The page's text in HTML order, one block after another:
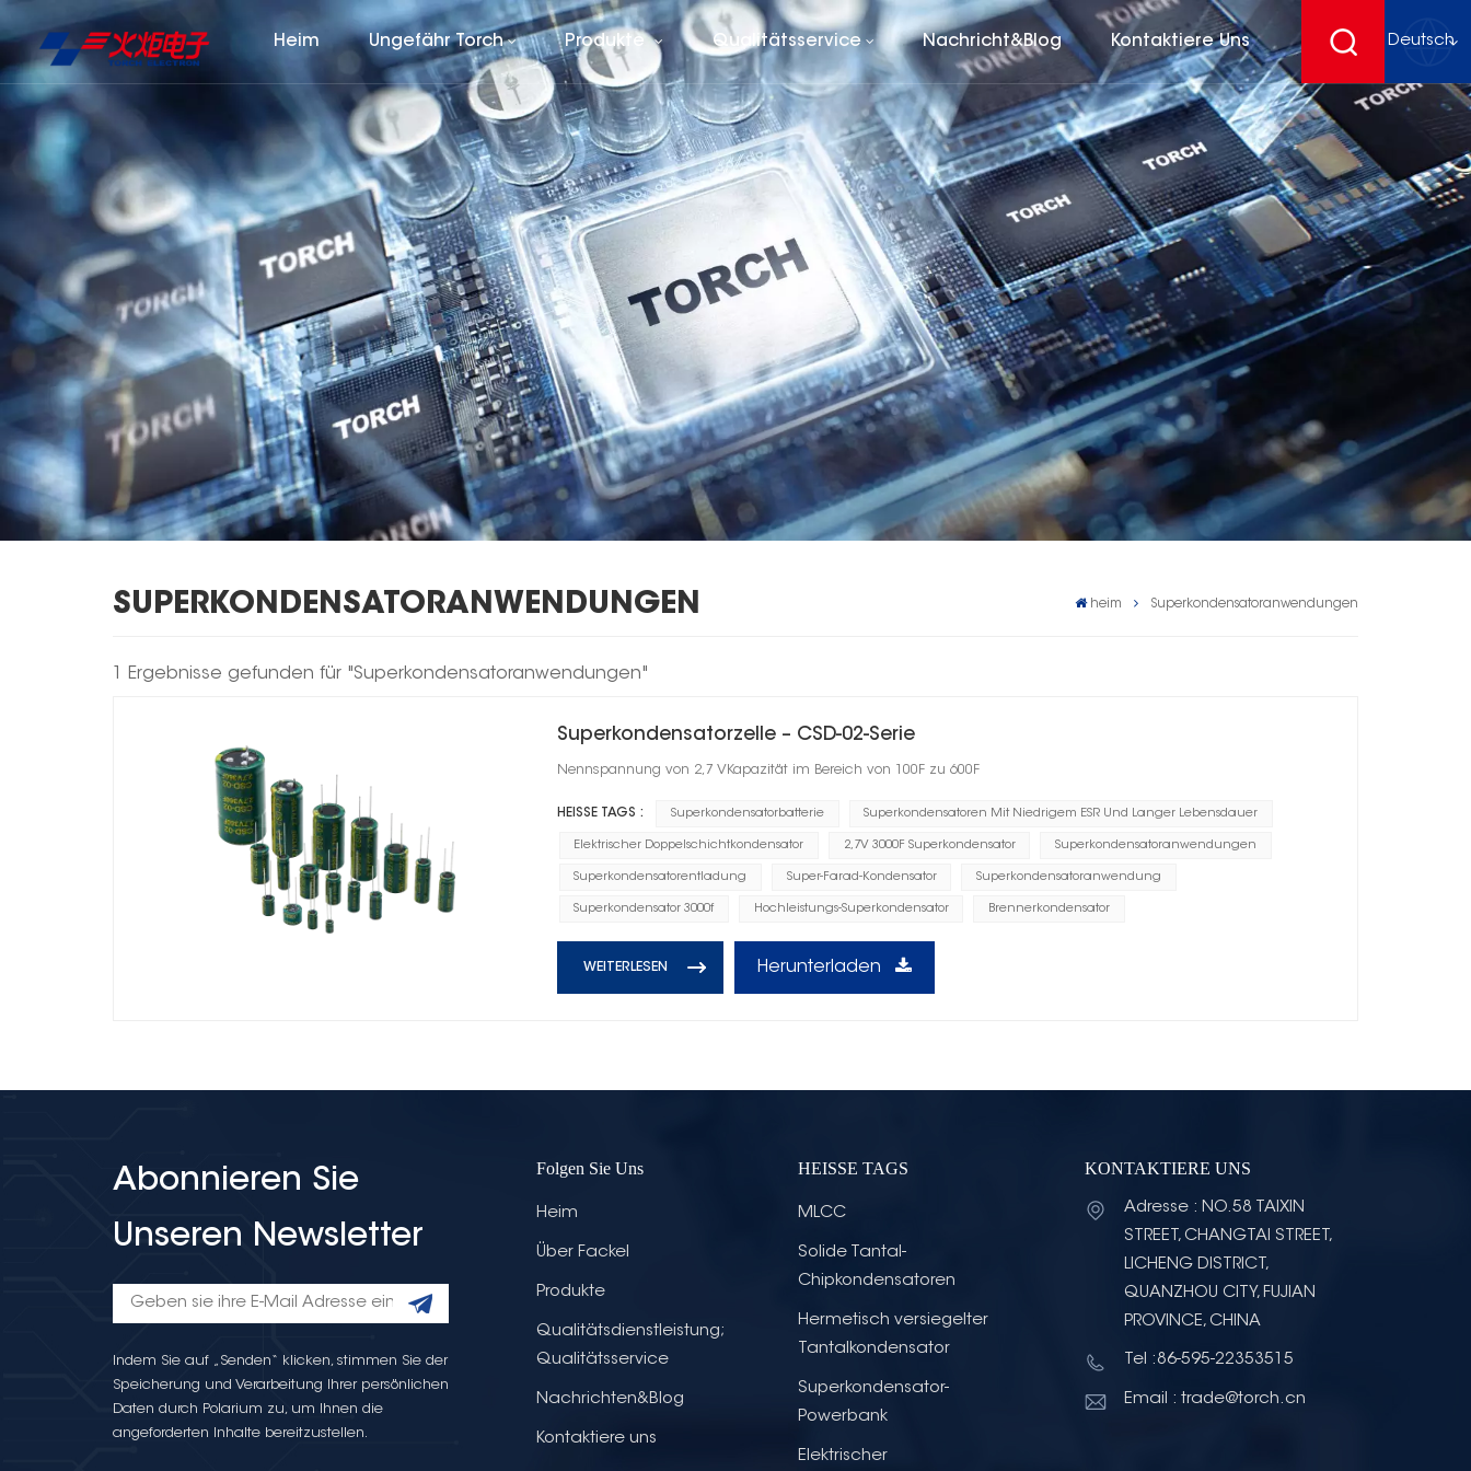
Heim Ungefähr Torch Produkte Qualitätsservice Nachricht&Blog Kontaktiere Uns Deutsch
English
français
Deutsch
español
SUPERKONDENSATORANWENDUNGEN heim Superkondensatoranwendungen
1 Ergebnisse gefunden für "Superkondensatoranwendungen"
Superkondensatorzelle – CSD-02-Serie
Nennspannung von 2,7 VKapazität im Bereich von 100F zu 600F
HEISSE TAGS : Superkondensatorbatterie Superkondensatoren Mit Niedrigem ESR Und Langer Lebensdauer
Elektrischer Doppelschichtkondensator 2,7V 3000F Superkondensator Superkondensatoranwendungen
Superkondensatorentladung Super-Farad-Kondensator Superkondensatoranwendung
Superkondensator 3000f Hochleistungs-Superkondensator Brennerkondensator
WEITERLESEN Herunterladen
Abonnieren Sie
Unseren Newsletter
Indem Sie auf „Senden“ klicken, stimmen Sie der
Speicherung und Verarbeitung Ihrer persönlichen
Daten durch Polarium zu, um Ihnen die
angeforderten Inhalte bereitzustellen.
Folgen Sie Uns
Heim
Über Fackel
Produkte
Qualitätsdienstleistung;
Qualitätsservice
Nachrichten&Blog
Kontaktiere uns
HEISSE TAGS
MLCC
Solide Tantal-
Chipkondensatoren
Hermetisch versiegelter
Tantalkondensator
Superkondensator-
Powerbank
Elektrischer
KONTAKTIERE UNS
Adresse : NO.58 TAIXIN
STREET, CHANGTAI STREET,
LICHENG DISTRICT,
QUANZHOU CITY, FUJIAN
PROVINCE, CHINA
Tel :86-595-22353515
Email : trade@torch.cn